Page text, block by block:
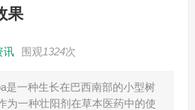
果
讯 围观 1324次
是一种生长在巴西南部的小型树
为一种壮阳剂在草本医药中的使